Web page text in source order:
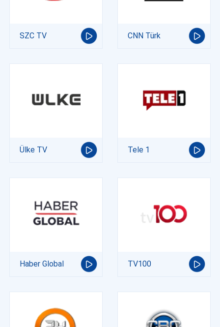
SZC TV CNN Türk
Ülke TV Tele 1
Haber Global TV100